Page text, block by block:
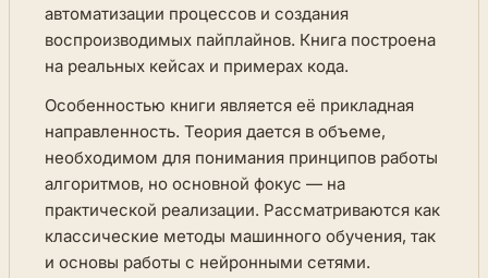
автоматизации процессов и создания
воспроизводимых пайплайнов. Книга построена
на реальных кейсах и примерах кода.
Особенностью книги является её прикладная
направленность. Теория дается в объеме,
необходимом для понимания принципов работы
алгоритмов, но основной фокус — на
практической реализации. Рассматриваются как
классические методы машинного обучения, так
и основы работы с нейронными сетями.